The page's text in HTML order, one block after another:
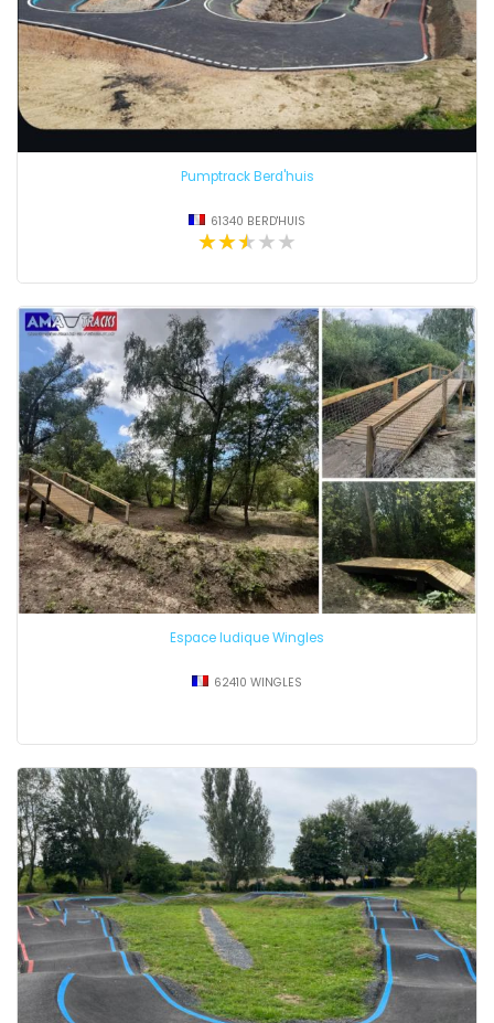
Pumptrack Berd'huis
61340 BERD'HUIS
★★★★★
★★★★★
★★★★★
Espace ludique Wingles
62410 WINGLES